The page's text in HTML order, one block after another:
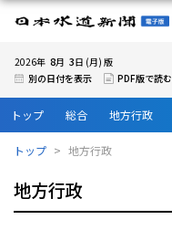
2026年 8月 3日 (月) 版
別の日付を表示
PDF版で読む
トップ 総合 地方行政
トップ 地方行政
地方行政